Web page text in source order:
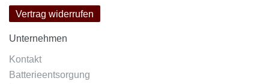
Vertrag widerrufen
Unternehmen
Kontakt
Batterieentsorgung